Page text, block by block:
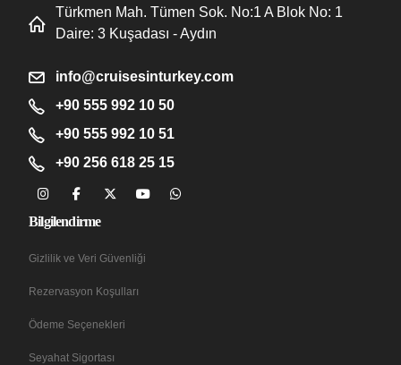
Türkmen Mah. Tümen Sok. No:1 A Blok No: 1
Daire: 3 Kuşadası - Aydın
info@cruisesinturkey.com
+90 555 992 10 50
+90 555 992 10 51
+90 256 618 25 15
Bilgilendirme
Gizlilik ve Veri Güvenliği
Rezervasyon Koşulları
Ödeme Seçenekleri
Seyahat Sigortası